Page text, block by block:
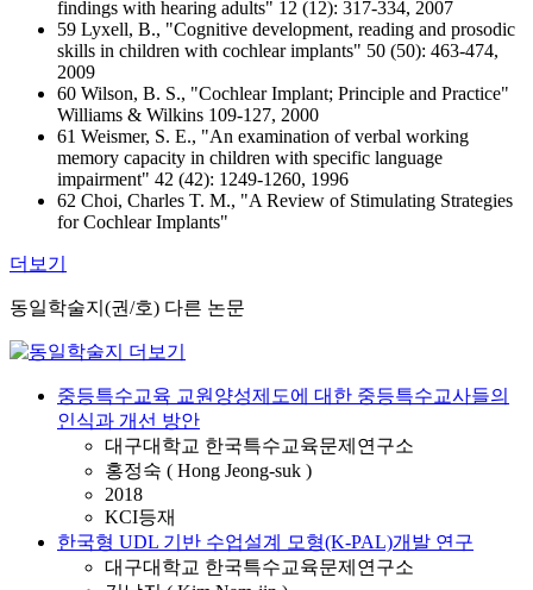
findings with hearing adults" 12 (12): 317-334, 2007
59 Lyxell, B., "Cognitive development, reading and prosodic
skills in children with cochlear implants" 50 (50): 463-474,
2009
60 Wilson, B. S., "Cochlear Implant; Principle and Practice"
Williams & Wilkins 109-127, 2000
61 Weismer, S. E., "An examination of verbal working
memory capacity in children with specific language
impairment" 42 (42): 1249-1260, 1996
62 Choi, Charles T. M., "A Review of Stimulating Strategies
for Cochlear Implants"
더보기
동일학술지(권/호) 다른 논문
중등특수교육 교원양성제도에 대한 중등특수교사들의
인식과 개선 방안
대구대학교 한국특수교육문제연구소
홍정숙 ( Hong Jeong-suk )
2018
KCI등재
한국형 UDL 기반 수업설계 모형(K-PAL)개발 연구
대구대학교 한국특수교육문제연구소